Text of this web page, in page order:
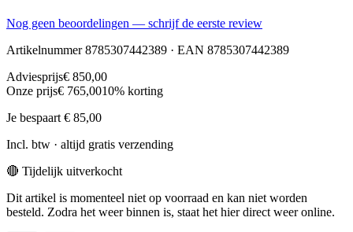
Nog geen beoordelingen — schrijf de eerste review
Artikelnummer8785307442389 · EAN 8785307442389
Adviesprijs€ 850,00
Onze prijs€ 765,0010% korting
Je bespaart € 85,00
Incl. btw · altijd gratis verzending
🔴 Tijdelijk uitverkocht
Dit artikel is momenteel niet op voorraad en kan niet worden
besteld. Zodra het weer binnen is, staat het hier direct weer online.